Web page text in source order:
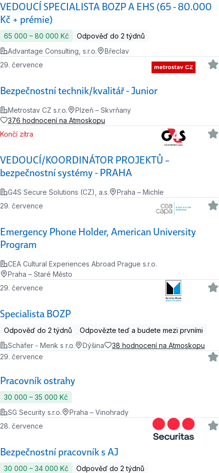
VEDOUCÍ SPECIALISTA BOZP A EHS (65 - 80.000
Kč + prémie)
65 000 ‍–‍ 80 000 Kč
Odpověď do 2 týdnů
Advantage Consulting, s.r.o.
Břeclav
Bezpečnostní technik/kvalitář - Junior
29. července
Metrostav CZ s.r.o.
Plzeň – Skvrňany
376 hodnocení na Atmoskopu
VEDOUCÍ/KOORDINÁTOR PROJEKTŮ –
bezpečnostní systémy - PRAHA
Končí zítra
G4S Secure Solutions (CZ), a.s. Praha – Michle
Emergency Phone Holder, American University
Program
29. července
CEA Cultural Experiences Abroad Prague s.r.o.
Praha – Staré Město
Specialista BOZP
29. července
Odpověď do 2 týdnů
Odpovězte teď a budete mezi prvními
Schäfer - Menk s r.o.
Dýšina 38 hodnocení na Atmoskopu
Pracovník ostrahy
29. července
30 000 ‍–‍ 35 000 Kč
SG Security s.r.o.
Praha – Vinohrady
Bezpečnostní pracovník s AJ
28. července
30 000 ‍–‍ 34 000 Kč
Odpověď do 2 týdnů